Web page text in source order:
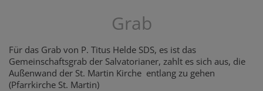
Grab
Für das Grab von P. Titus Helde SDS, es ist das
Gemeinschaftsgrab der Salvatorianer, zahlt es sich aus, die
Außenwand der St. Martin Kirche entlang zu gehen
(Pfarrkirche St. Martin)